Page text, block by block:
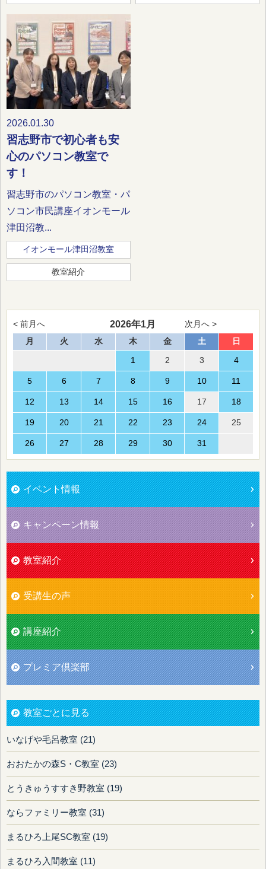
2026.01.30
習志野市で初心者も安
心のパソコン教室で
す！
習志野市のパソコン教室・パ
ソコン市民講座イオンモール
津田沼教...
イオンモール津田沼教室
教室紹介
< 前月へ 2026年1月
次月へ >
月
火 水 木 金 土 日
1 2 3 4
5 6 7 8 9 10 11
12 13 14 15 16 17 18
19 20 21 22 23 24 25
26 27 28 29 30 31
イベント情報
キャンペーン情報
教室紹介
受講生の声
講座紹介
プレミア倶楽部
教室ごとに見る
いなげや毛呂教室 (21)
おおたかの森S・C教室 (23)
とうきゅうすすき野教室 (19)
ならファミリー教室 (31)
まるひろ上尾SC教室 (19)
まるひろ入間教室 (11)